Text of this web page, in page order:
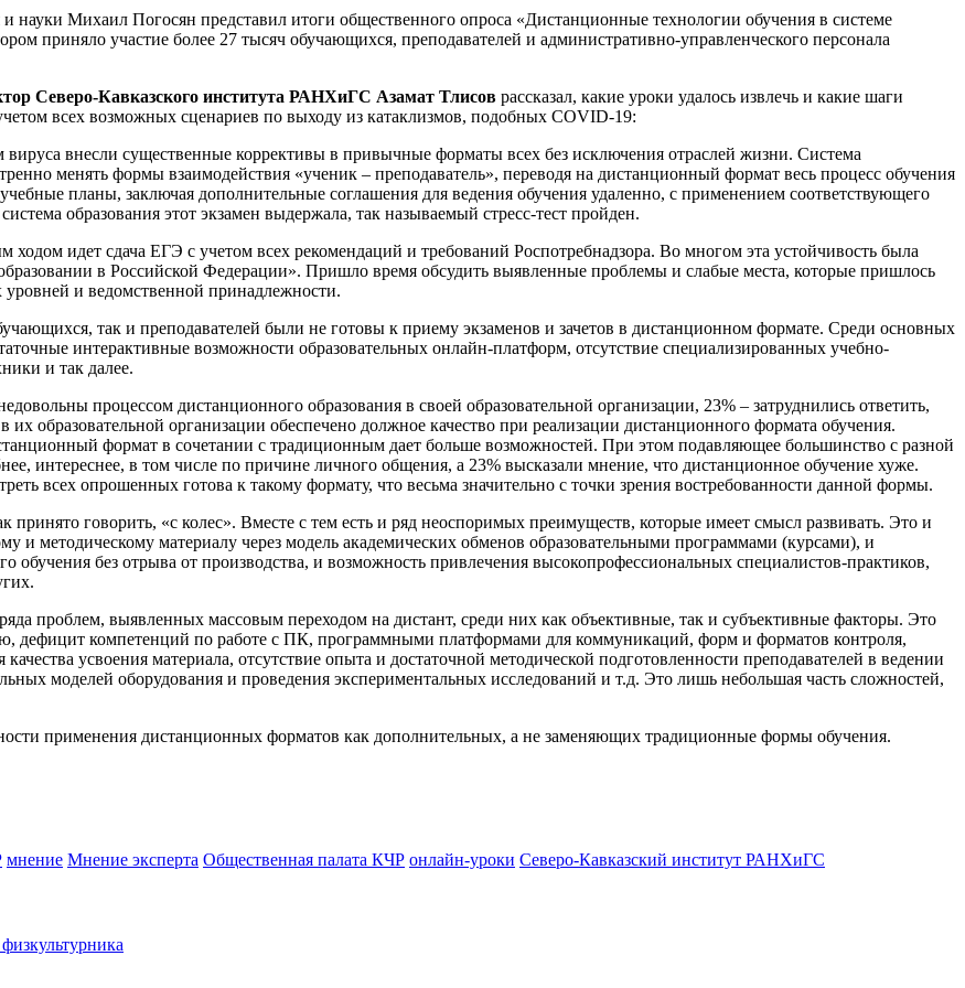
Михаил Погосян представил итоги общественного опроса «Дистанционные технологии обучения в системе
приняло участие более 27 тысяч обучающихся, преподавателей и административно-управленческого персонала
Северо-Кавказского института РАНХиГС Азамат Тлисов рассказал, какие уроки удалось извлечь и какие шаги
всех возможных сценариев по выходу из катаклизмов, подобных COVID-19:
внесли существенные коррективы в привычные форматы всех без исключения отраслей жизни. Система
менять формы взаимодействия «ученик – преподаватель», переводя на дистанционный формат весь процесс обучения
планы, заключая дополнительные соглашения для ведения обучения удаленно, с применением соответствующего
образования этот экзамен выдержала, так называемый стресс-тест пройден.
идет сдача ЕГЭ с учетом всех рекомендаций и требований Роспотребнадзора. Во многом эта устойчивость была
в Российской Федерации». Пришло время обсудить выявленные проблемы и слабые места, которые пришлось
и ведомственной принадлежности.
так и преподавателей были не готовы к приему экзаменов и зачетов в дистанционном формате. Среди основных
интерактивные возможности образовательных онлайн-платформ, отсутствие специализированных учебно-
и так далее.
процессом дистанционного образования в своей образовательной организации, 23% – затруднились ответить,
образовательной организации обеспечено должное качество при реализации дистанционного формата обучения.
формат в сочетании с традиционным дает больше возможностей. При этом подавляющее большинство с разной
интереснее, в том числе по причине личного общения, а 23% высказали мнение, что дистанционное обучение хуже.
всех опрошенных готова к такому формату, что весьма значительно с точки зрения востребованности данной формы.
говорить, «с колес». Вместе с тем есть и ряд неоспоримых преимуществ, которые имеет смысл развивать. Это и
и методическому материалу через модель академических обменов образовательными программами (курсами), и
обучения без отрыва от производства, и возможность привлечения высокопрофессиональных специалистов-практиков,
проблем, выявленных массовым переходом на дистант, среди них как объективные, так и субъективные факторы. Это
дефицит компетенций по работе с ПК, программными платформами для коммуникаций, форм и форматов контроля,
усвоения материала, отсутствие опыта и достаточной методической подготовленности преподавателей в ведении
моделей оборудования и проведения экспериментальных исследований и т.д. Это лишь небольшая часть сложностей,
применения дистанционных форматов как дополнительных, а не заменяющих традиционные формы обучения.
мнение Мнение эксперта Общественная палата КЧР онлайн-уроки Северо-Кавказский институт РАНХиГС